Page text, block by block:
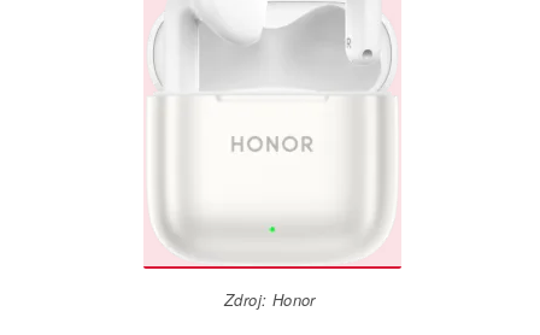
Zdroj: Honor